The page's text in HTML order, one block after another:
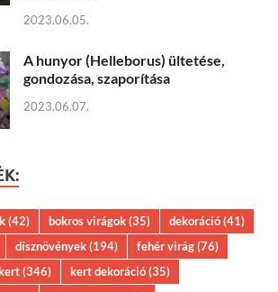
2023.06.05.
A hunyor (Helleborus) ültetése,
gondozása, szaporítása
2023.06.07.
(42) bokros virágok(35) dekoráció(41)
dísznövények(194) fehér virág(76)
(346) kert dekoráció(35)